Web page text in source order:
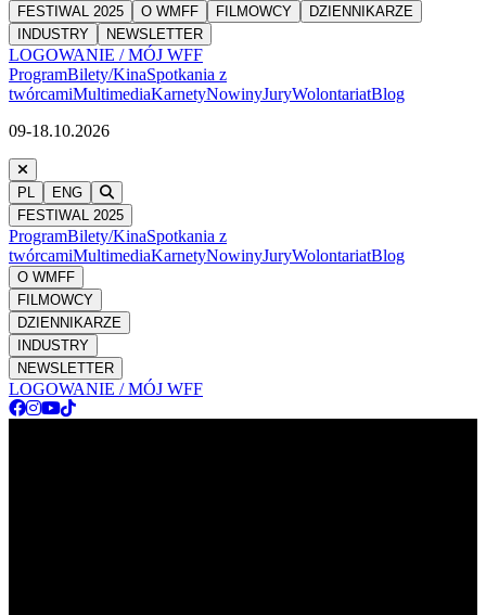
FESTIWAL 2025 O WMFF FILMOWCY
DZIENNIKARZE
INDUSTRY
NEWSLETTER
LOGOWANIE / MÓJ WFF
ProgramBilety/KinaSpotkania z
twórcamiMultimediaKarnetyNowinyJuryWolontariatBlog
09-18.10.2026
PL
ENG
FESTIWAL 2025
ProgramBilety/KinaSpotkania z
twórcamiMultimediaKarnetyNowinyJuryWolontariatBlog
O WMFF
FILMOWCY
DZIENNIKARZE
INDUSTRY
NEWSLETTER
LOGOWANIE / MÓJ WFF